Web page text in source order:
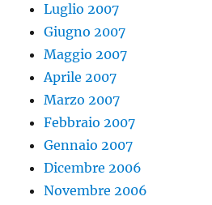
Luglio 2007
Giugno 2007
Maggio 2007
Aprile 2007
Marzo 2007
Febbraio 2007
Gennaio 2007
Dicembre 2006
Novembre 2006